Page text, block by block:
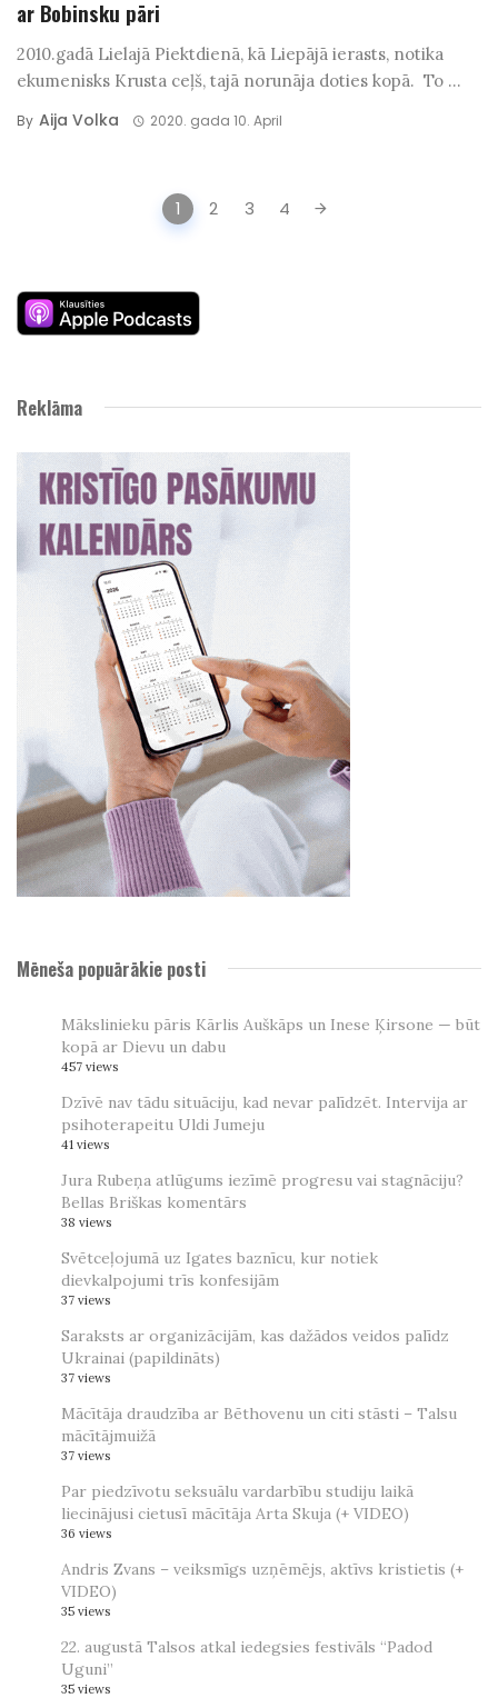
ar Bobinsku pāri
2010.gadā Lielajā Piektdienā, kā Liepājā ierasts, notika
ekumenisks Krusta ceļš, tajā norunāja doties kopā. To ...
By Aija Volka 2020. gada 10. April
1 2 3 4
Reklāma
Mēneša popuārākie posti
Mākslinieku pāris Kārlis Auškāps un Inese Ķirsone — būt
kopā ar Dievu un dabu
457 views
Dzīvē nav tādu situāciju, kad nevar palīdzēt. Intervija ar
psihoterapeitu Uldi Jumeju
41 views
Jura Rubeņa atlūgums iezīmē progresu vai stagnāciju?
Bellas Briškas komentārs
38 views
Svētceļojumā uz Igates baznīcu, kur notiek
dievkalpojumi trīs konfesijām
37 views
Saraksts ar organizācijām, kas dažādos veidos palīdz
Ukrainai (papildināts)
37 views
Mācītāja draudzība ar Bēthovenu un citi stāsti – Talsu
mācītājmuižā
37 views
Par piedzīvotu seksuālu vardarbību studiju laikā
liecinājusi cietusī mācītāja Arta Skuja (+ VIDEO)
36 views
Andris Zvans – veiksmīgs uzņēmējs, aktīvs kristietis (+
VIDEO)
35 views
22. augustā Talsos atkal iedegsies festivāls “Padod
Uguni”
35 views